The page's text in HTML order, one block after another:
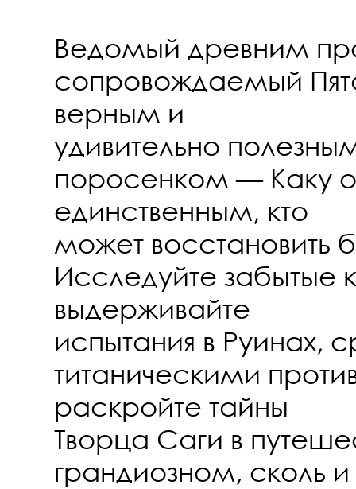
Ведомый древним
сопровождаемый
верным и
удивительно
поросенком — Каку
единственным, кто
может восстановить
Исследуйте забытые
выдерживайте
испытания в Руинах,
титаническими
раскройте тайны
Творца Саги в
грандиозном, сколь